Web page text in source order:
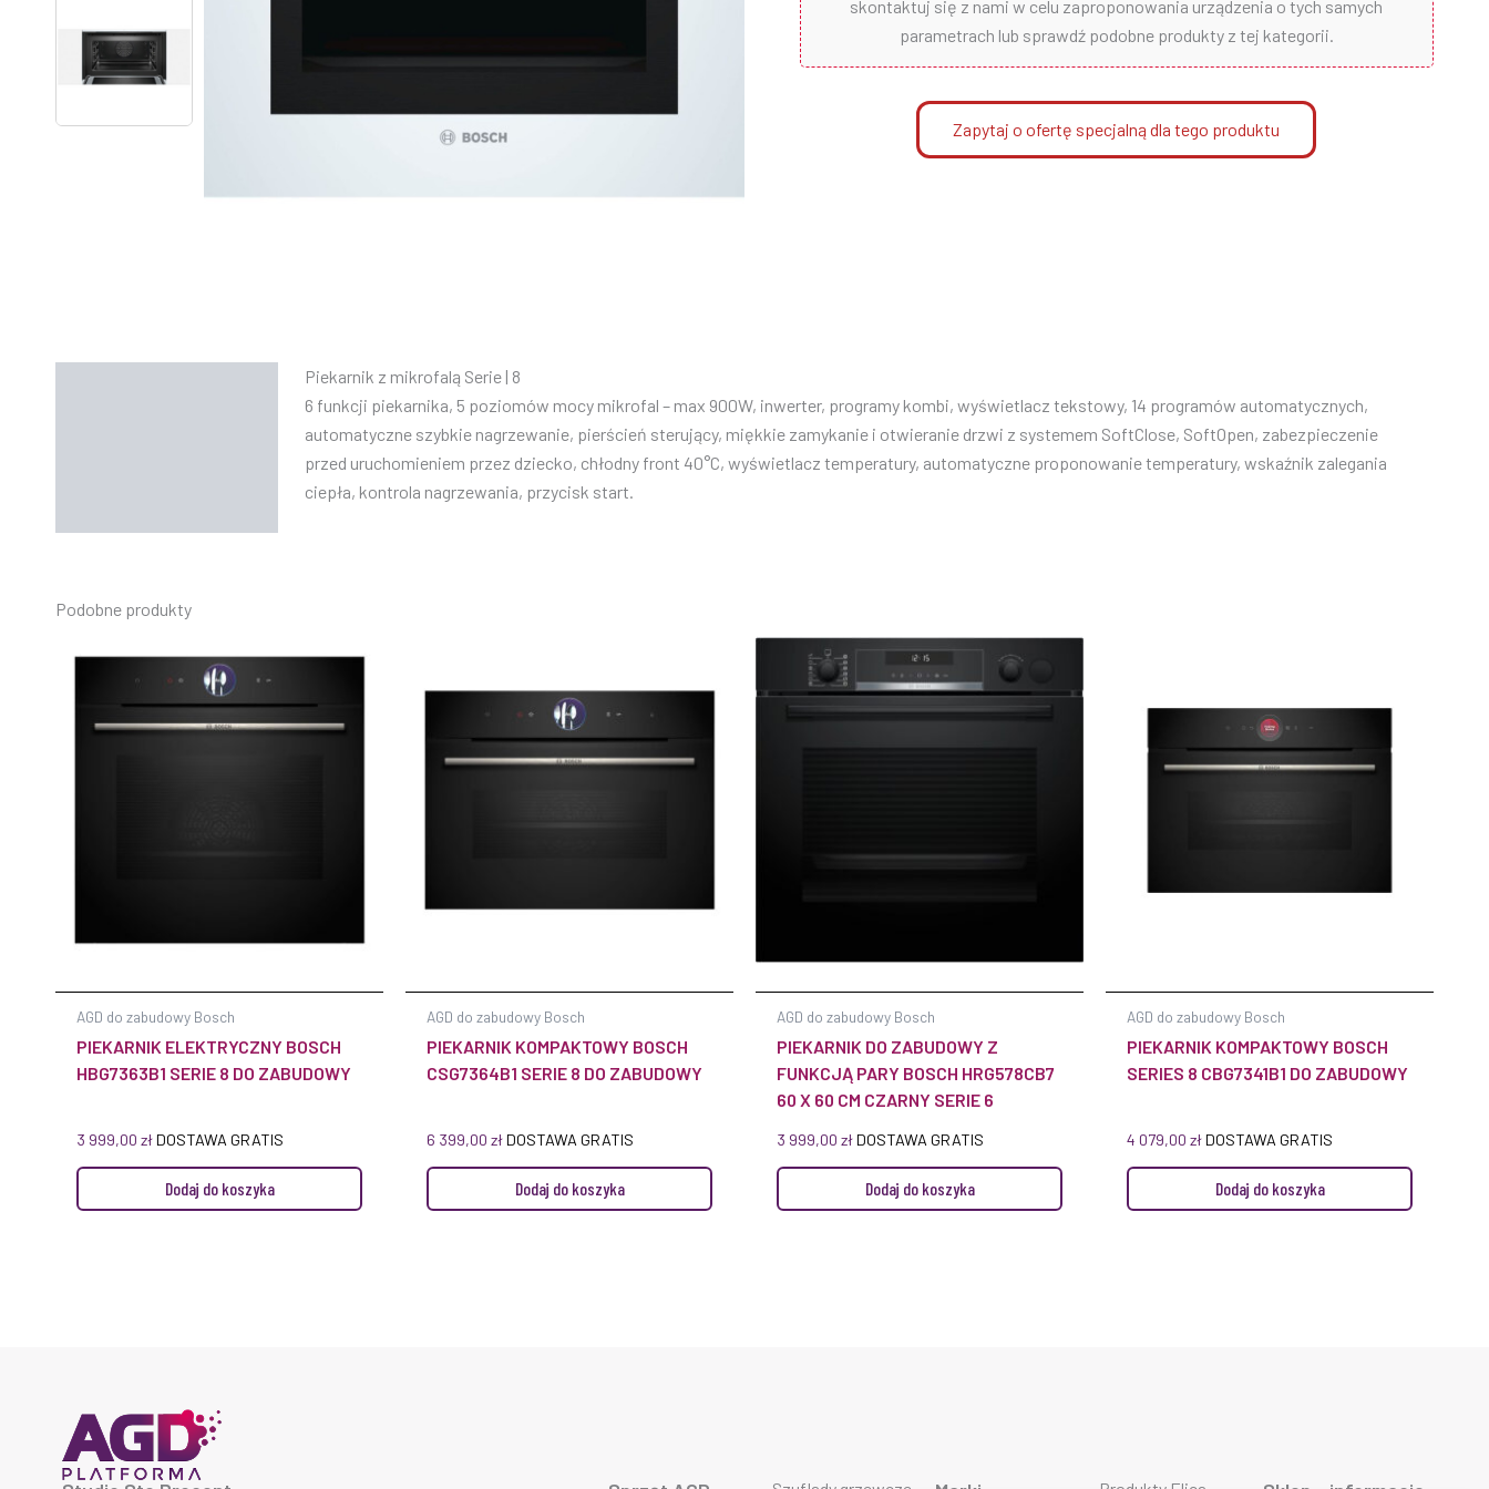
skontaktuj się z nami w celu zaproponowania urządzenia o tych samych
parametrach lub sprawdź podobne produkty z tej kategorii.
Zapytaj o ofertę specjalną dla tego produktu
Piekarnik z mikrofalą Serie | 8
6 funkcji piekarnika, 5 poziomów mocy mikrofal – max 900W, inwerter, programy kombi, wyświetlacz tekstowy, 14 programów automatycznych,
automatyczne szybkie nagrzewanie, pierścień sterujący, miękkie zamykanie i otwieranie drzwi z systemem SoftClose, SoftOpen, zabezpieczenie
przed uruchomieniem przez dziecko, chłodny front 40°C, wyświetlacz temperatury, automatyczne proponowanie temperatury, wskaźnik zalegania
ciepła, kontrola nagrzewania, przycisk start.
Podobne produkty
AGD do zabudowy Bosch
PIEKARNIK ELEKTRYCZNY BOSCH
HBG7363B1 SERIE 8 DO ZABUDOWY
3 999,00złDOSTAWA GRATIS
Dodaj do koszyka
AGD do zabudowy Bosch
PIEKARNIK KOMPAKTOWY BOSCH
CSG7364B1 SERIE 8 DO ZABUDOWY
6 399,00złDOSTAWA GRATIS
Dodaj do koszyka
AGD do zabudowy Bosch
PIEKARNIK DO ZABUDOWY Z
FUNKCJĄ PARY BOSCH HRG578CB7
60 X 60 CM CZARNY SERIE 6
3 999,00złDOSTAWA GRATIS
Dodaj do koszyka
AGD do zabudowy Bosch
PIEKARNIK KOMPAKTOWY BOSCH
SERIES 8 CBG7341B1 DO ZABUDOWY
4 079,00złDOSTAWA GRATIS
Dodaj do koszyka